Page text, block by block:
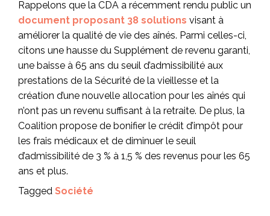
Rappelons que la CDA a récemment rendu public un
document proposant 38 solutions visant à
améliorer la qualité de vie des aînés. Parmi celles-ci,
citons une hausse du Supplément de revenu garanti,
une baisse à 65 ans du seuil d’admissibilité aux
prestations de la Sécurité de la vieillesse et la
création d’une nouvelle allocation pour les aînés qui
n’ont pas un revenu suffisant à la retraite. De plus, la
Coalition propose de bonifier le crédit d’impôt pour
les frais médicaux et de diminuer le seuil
d’admissibilité de 3 % à 1,5 % des revenus pour les 65
ans et plus.
Tagged Société